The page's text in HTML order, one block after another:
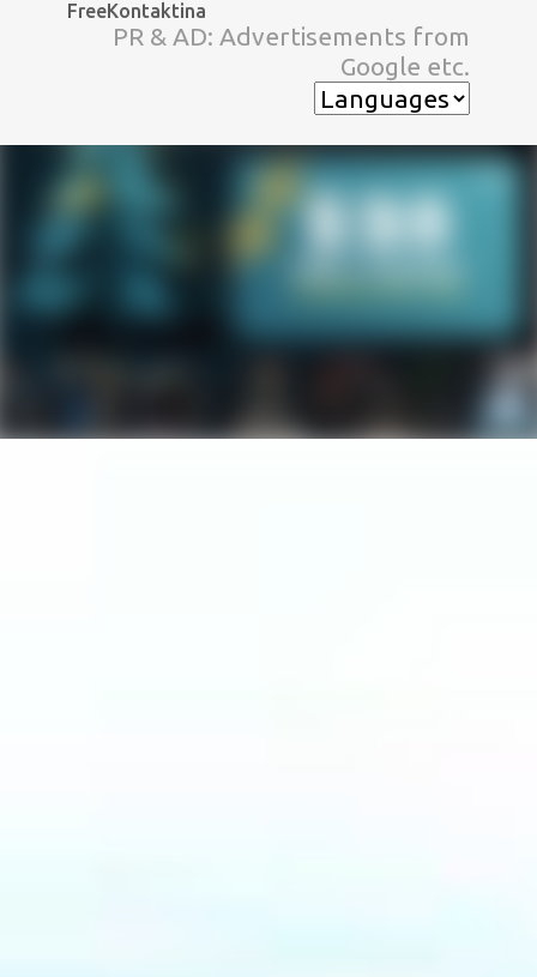
スキップしてメイン コンテンツに移動
FreeKontaktina
PR & AD: Advertisements from
Google etc.